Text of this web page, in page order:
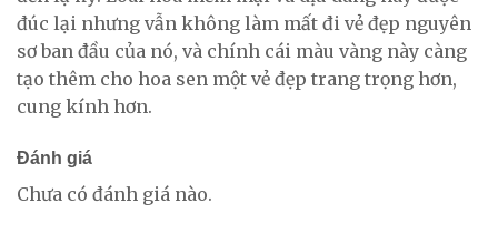
đúc lại nhưng vẫn không làm mất đi vẻ đẹp nguyên
sơ ban đầu của nó, và chính cái màu vàng này càng
tạo thêm cho hoa sen một vẻ đẹp trang trọng hơn,
cung kính hơn.
Đánh giá
Chưa có đánh giá nào.